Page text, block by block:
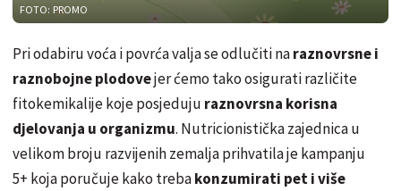
FOTO: PROMO
Pri odabiru voća i povrća valja se odlučiti naraznovrsne i
raznobojne plodovejer ćemo tako osigurati različite
fitokemikalije koje posjeduju raznovrsna korisna
djelovanja u organizmu. Nutricionistička zajednica u
velikom broju razvijenih zemalja prihvatila je kampanju
5+ koja poručuje kako trebakonzumirati pet i više